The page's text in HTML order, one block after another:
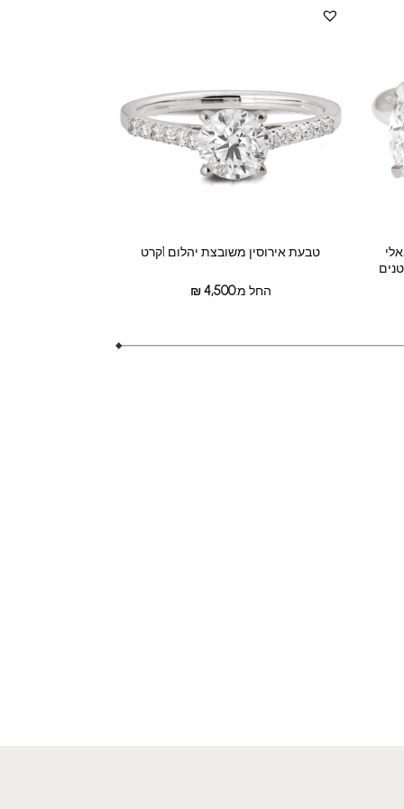
טבעת אירוסין משובצת יהלום 1קרט
החל מ: ₪4,500